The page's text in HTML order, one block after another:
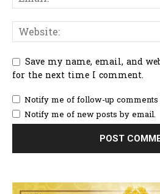
Save my name, email, and
for the next time I comment.
Notify me of follow-up
Notify me of new posts by email.